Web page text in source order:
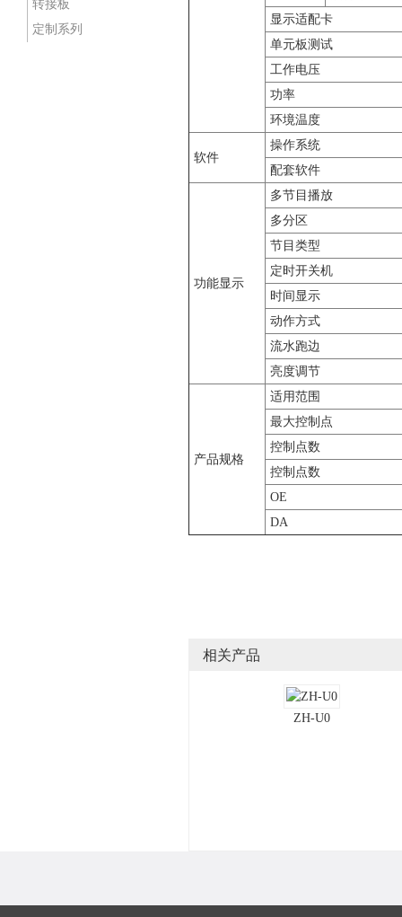
转接板
定制系列
显示适配卡
单元板测试
工作电压
功率
环境温度
软件
操作系统
配套软件
功能显示
多节目播放
多分区
节目类型
定时开关机
时间显示
动作方式
流水跑边
亮度调节
产品规格
适用范围
最大控制点
控制点数
控制点数
OE
DA
相关产品
ZH-U0